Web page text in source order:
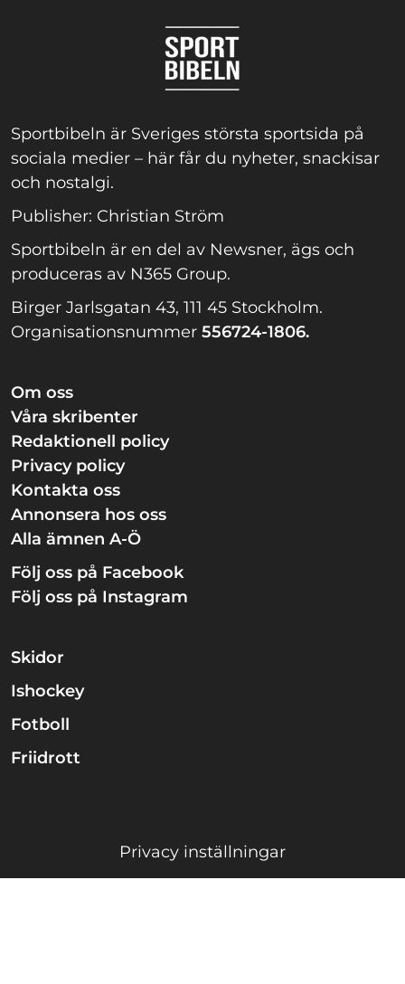
Sportbibeln är Sveriges största sportsida på
sociala medier – här får du nyheter, snackisar
och nostalgi.
Publisher: Christian Ström
Sportbibeln är en del av Newsner, ägs och
produceras av N365 Group.
Birger Jarlsgatan 43, 111 45 Stockholm.
Organisationsnummer 556724-1806.
Om oss
Våra skribenter
Redaktionell policy
Privacy policy
Kontakta oss
Annonsera hos oss
Alla ämnen A-Ö
Följ oss på Facebook
Följ oss på Instagram
Skidor
Ishockey
Fotboll
Friidrott
Privacy inställningar